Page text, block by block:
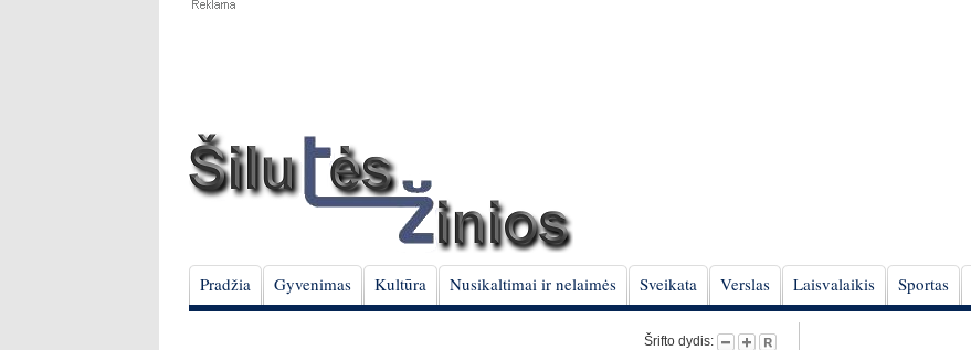
Pradžia Gyvenimas Kultūra Nusikaltimai ir nelaimės Sveikata Verslas Laisvalaikis Sportas
Šrifto dydis: